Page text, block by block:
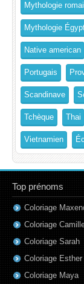
Mythologie
Mythologie
Native american
Portugais
Scandinave
Tchèque Thai
Vietnamien
Top prénoms
Coloriage
Coloriage
Coloriage Sarah
Coloriage Esther
Coloriage Maya